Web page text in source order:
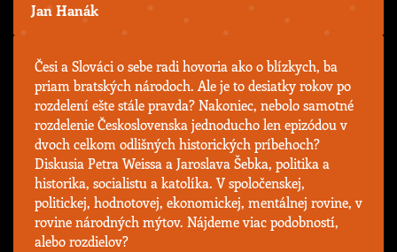
Jan Hanák
Česi a Slováci o sebe radi hovoria ako o blízkych, ba
priam bratských národoch. Ale je to desiatky rokov po
rozdelení ešte stále pravda? Nakoniec, nebolo samotné
rozdelenie Československa jednoducho len epizódou v
dvoch celkom odlišných historických príbehoch?
Diskusia Petra Weissa a Jaroslava Šebka, politika a
historika, socialistu a katolíka. V spoločenskej,
politickej, hodnotovej, ekonomickej, mentálnej rovine, v
rovine národných mýtov. Nájdeme viac podobností,
alebo rozdielov?